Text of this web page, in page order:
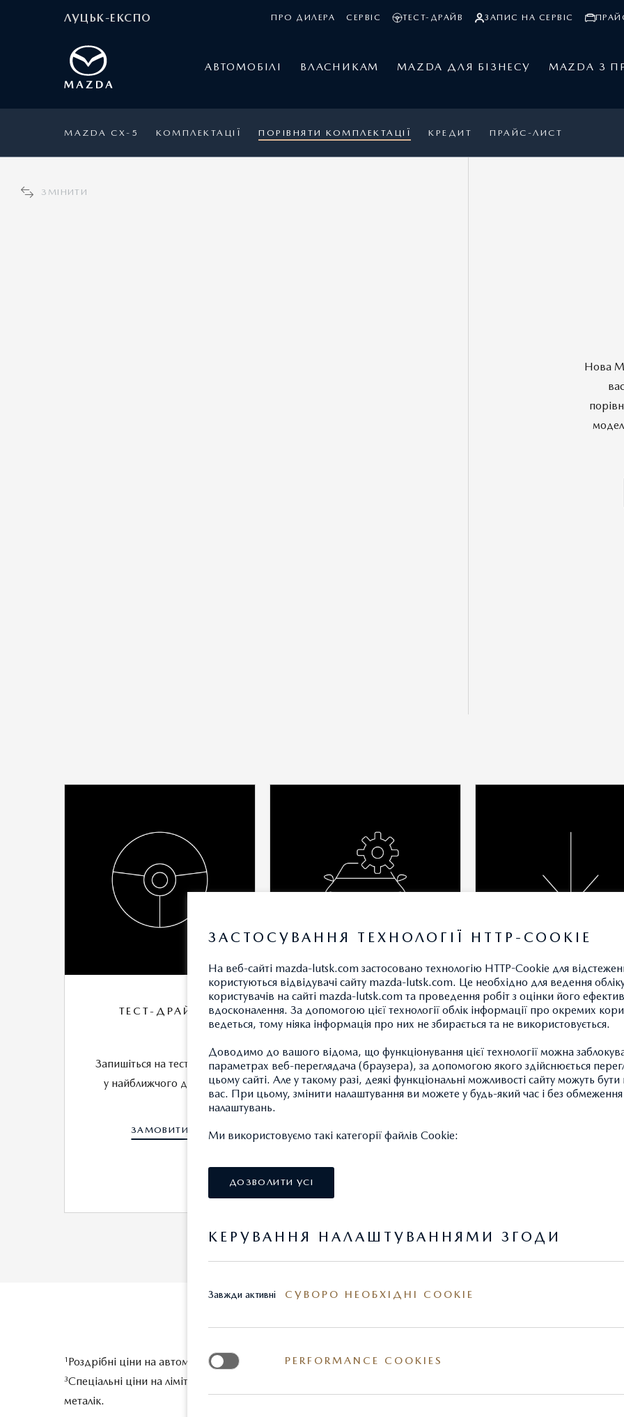
ЛУЦЬК-ЕКСПО ПРО ДИЛЕРА СЕРВІС ТЕСТ-ДРАЙВ ЗАПИС НА СЕРВІС
АВТОМОБІЛІ ВЛАСНИКАМ MAZDA ДЛЯ БІЗНЕСУ MAZDA З
MAZDA CX-5 КОМПЛЕКТАЦІЇ ПОРІВНЯТИ КОМПЛЕКТАЦІЇ КРЕДИТ ПРАЙС-ЛИСТ
ЗМІНИТИ
Нова
ТЕСТ-ДРАЙВ
Запишіться на тест-драйв
у найближчого дилера
ЗАМОВИТИ
КОМПЛЕКТАЦІЇ
Оберіть комплектацію,
яка вам підходить
ОБРАТИ
ПРАЙС-ЛИСТ
Завантажте прайс-
Оновленої Mazda
1 Роздрібні ціни на автомобілі 2026 р.в., під замовлення, станом на 08.05.2026 року. Ціна включає ПДВ та
3Спеціальні ціни на лімітовану партію автомобілів 2026 р.в., станом на 08.05.2026 року. КІЛЬКІСТЬ
металік.
ЗАСТОСУВАННЯ ТЕХНОЛОГІЇ HTTP-COOKIE
На веб-сайті mazda-lutsk.com застосовано технологію HTTP-Cookie для
користуються відвідувачі сайту mazda-lutsk.com. Це необхідно для ведення
користувачів на сайті mazda-lutsk.com та проведення робіт з оцінки його
вдосконалення. За допомогою цієї технології облік інформації про окремих
ведеться, тому ніяка інформація про них не збирається та не використовується.
Доводимо до вашого відома, що функціонування цієї технології можна
параметрах веб-переглядача (браузера), за допомогою якого здійснюється
цьому сайті. Але у такому разі, деякі функціональні можливості сайту можуть
вас. При цьому, змінити налаштування ви можете у будь-який час і без обмеження
налаштувань.
Ми використовуємо такі категорії файлів Cookie:
ДОЗВОЛИТИ УСІ
КЕРУВАННЯ НАЛАШТУВАННЯМИ ЗГОДИ
Завжди активні СУВОРО НЕОБХІДНІ COOKIE
PERFORMANCE COOKIES